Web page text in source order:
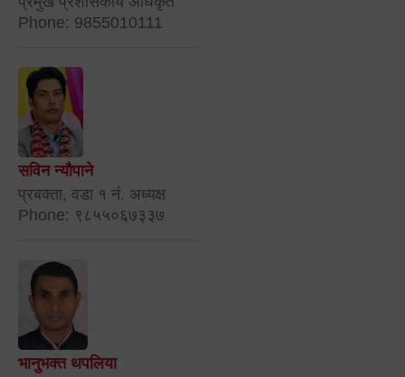
Phone: 9855010111
सविन न्यौपाने
प्रबक्ता, वडा १ नं. अध्यक्ष
Phone: ९८५५०६७३३७
भानुभक्त थपलिया